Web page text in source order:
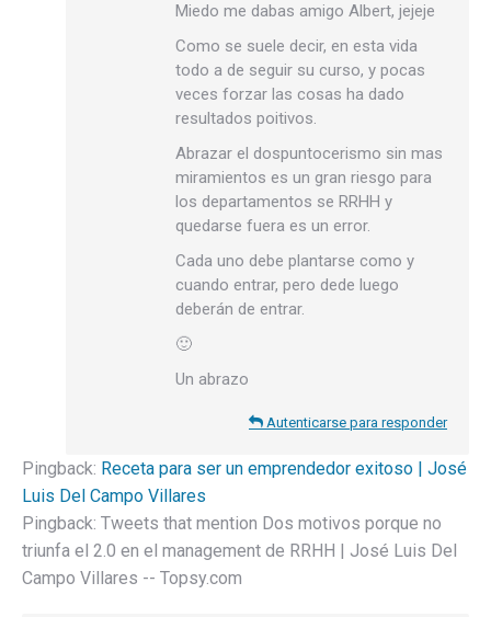
Miedo me dabas amigo Albert, jejeje
Como se suele decir, en esta vida
todo a de seguir su curso, y pocas
veces forzar las cosas ha dado
resultados poitivos.
Abrazar el dospuntocerismo sin mas
miramientos es un gran riesgo para
los departamentos se RRHH y
quedarse fuera es un error.
Cada uno debe plantarse como y
cuando entrar, pero dede luego
deberán de entrar.
🙂
Un abrazo
Autenticarse para responder
Pingback: Receta para ser un emprendedor exitoso | José
Luis Del Campo Villares
Pingback: Tweets that mention Dos motivos porque no
triunfa el 2.0 en el management de RRHH | José Luis Del
Campo Villares -- Topsy.com